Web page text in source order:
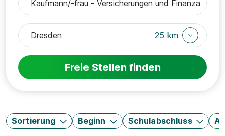
25 km
Freie Stellen finden
Sortierung Beginn Schulabschluss